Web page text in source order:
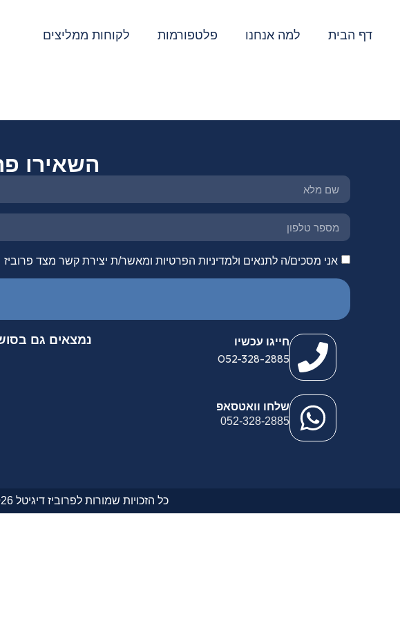
דף הבית למה אנחנו פלטפורמות לקוחות ממליצים
השאירו
אני מסכים/ה לתנאים ולמדיניות הפרטיות ומאשר/ת יצירת קשר מצד פרוביז
חייגו עכשיו
052-328-2885
שלחו וואטסאפ
052-328-2885
נמצאים גם
כל הזכויות שמורות לפרוביז דיגיטל 2026 |